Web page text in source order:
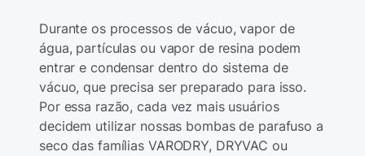
Durante os processos de vácuo, vapor de
água, partículas ou vapor de resina podem
entrar e condensar dentro do sistema de
vácuo, que precisa ser preparado para isso.
Por essa razão, cada vez mais usuários
decidem utilizar nossas bombas de parafuso a
seco das famílias VARODRY, DRYVAC ou